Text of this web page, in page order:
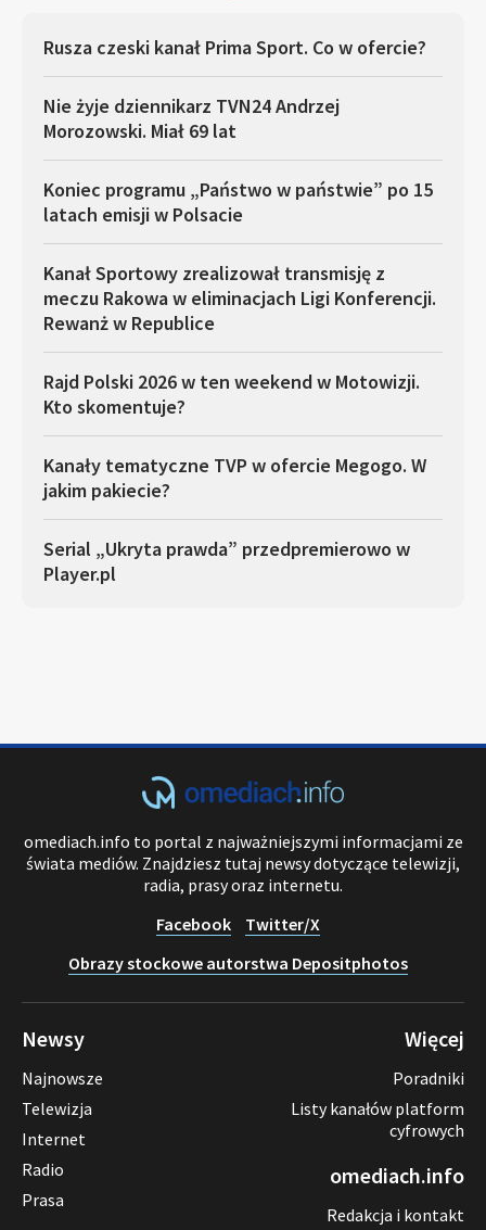
Rusza czeski kanał Prima Sport. Co w ofercie?
Nie żyje dziennikarz TVN24 Andrzej
Morozowski. Miał 69 lat
Koniec programu „Państwo w państwie” po 15
latach emisji w Polsacie
Kanał Sportowy zrealizował transmisję z
meczu Rakowa w eliminacjach Ligi Konferencji.
Rewanż w Republice
Rajd Polski 2026 w ten weekend w Motowizji.
Kto skomentuje?
Kanały tematyczne TVP w ofercie Megogo. W
jakim pakiecie?
Serial „Ukryta prawda” przedpremierowo w
Player.pl
omediach.info to portal z najważniejszymi informacjami ze
świata mediów. Znajdziesz tutaj newsy dotyczące telewizji,
radia, prasy oraz internetu.
Facebook
Twitter/X
Obrazy stockowe autorstwa Depositphotos
Newsy
Najnowsze
Telewizja
Internet
Radio
Prasa
Więcej
Poradniki
Listy kanałów platform
cyfrowych
omediach.info
Redakcja i kontakt